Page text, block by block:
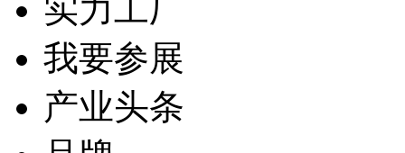
实力工厂
我要参展
产业头条